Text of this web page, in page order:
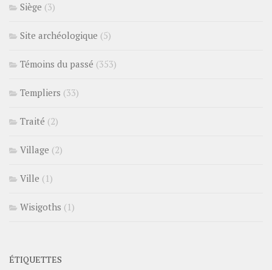
Siège (3)
Site archéologique (5)
Témoins du passé (353)
Templiers (33)
Traité (2)
Village (2)
Ville (1)
Wisigoths (1)
ÉTIQUETTES